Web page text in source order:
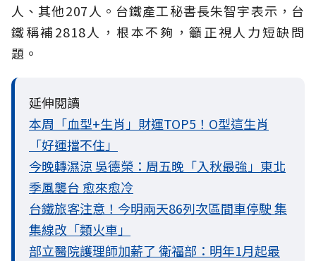
人、其他207人。台鐵產工秘書長朱智宇表示，台
鐵稱補2818人，根本不夠，籲正視人力短缺問
題。
延伸閱讀
本周「血型+生肖」財運TOP5！O型這生肖
「好運擋不住」
今晚轉濕涼 吳德榮：周五晚「入秋最強」東北
季風襲台 愈來愈冷
台鐵旅客注意！今明兩天86列次區間車停駛 集
集線改「類火車」
部立醫院護理師加薪了 衛福部：明年1月起最